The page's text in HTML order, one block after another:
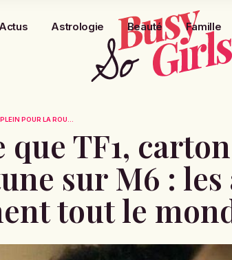
Actus Astrologie Beauté Famille
POUR LA ROU...
TF1,
sur M6 :
tout le